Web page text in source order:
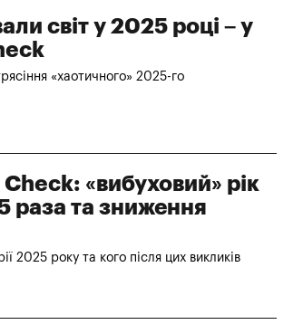
світ у 2025 році – у
«хаотичного» 2025-го
«вибуховий» рік
раза та зниження
2025 року та кого після цих викликів